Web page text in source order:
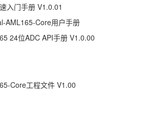
入门手册 V1.0.01
AML165-Core用户手册
24位ADC API手册 V1.0.00
Core工程文件 V1.00